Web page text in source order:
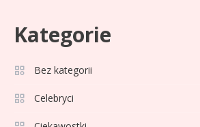
5
Aga Grzelak wiek:
o popularnej
6
Kategorie
Bez kategorii
Celebryci